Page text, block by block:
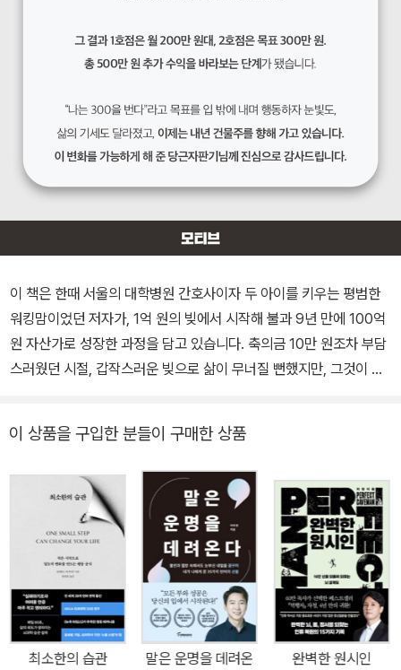
이 책은 한때 서울의 대학병원 간호사이자 두 아이를 키우는 평범한
워킹맘이었던 저자가, 1억 원의 빚에서 시작해 불과 9년 만에 100억
원 자산가로 성장한 과정을 담고 있습니다. 축의금 10만 원조차 부담
스러웠던 시절, 갑작스러운 빚으로 삶이 무너질 뻔했지만, 그것이 오
과로 이어졌습니다. 이후 저자는 ‘현금흐름’을 만들겠다는 다짐으로
에어비앤비 운영을 시작했고, 전국을 돌며 몸으로 부딪히는 시행착오
끝에 안정적인 수익 구조를 만들어냈습니다. 이를 발판 삼아 경매, 모
텔 개발 등으로 사업을 확장하며 자산을 불려 나갔고, 마침내 100억
원 규모의 부동산 투자자로 자리 잡았습니다. 하지만 이 책은 단순히
돈을 버는 방법만을 이야기하지 않습니다. 흔들리는 순간에도 포기하
지 않고 현금흐름을 만들어낸 경험, 초보 투자자가 꼭 알아야 할 공간
투자법, 그리고 경제적 자유를 향한 여정 속에서 얻은 통찰을 담아내
고 있습니다. 저자가 운영하는 채널과 강의를 통해 이미 수십만 명의
이 상품을 구입한 분들이 구매한 상품
최소한의 습관
말은 운명을 데려온
완벽한 원시인